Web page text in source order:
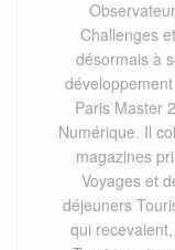
Challenges
désormais à
Paris Master
Numérique. Il
magazines
Voyages et
déjeuners
qui